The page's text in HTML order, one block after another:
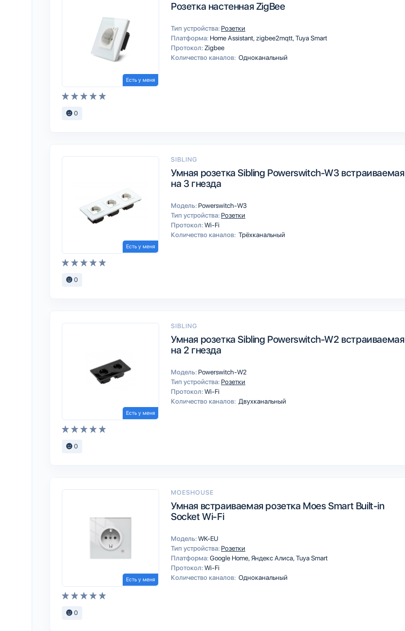
Есть у меня
Розетка настенная ZigBee
Тип устройства: Розетки
Платформа: Home Assistantzigbee2mqttTuya Smart
Протокол: Zigbee
Количество каналов: Одноканальный
0
Есть у меня
SIBLING
Умная розетка Sibling Powerswitch-W3 встраиваемая
на 3 гнезда
Модель: Powerswitch-W3
Тип устройства: Розетки
Протокол:Wi-Fi
Количество каналов: Трёхканальный
0
Есть у меня
SIBLING
Умная розетка Sibling Powerswitch-W2 встраиваемая
на 2 гнезда
Модель: Powerswitch-W2
Тип устройства: Розетки
Протокол:Wi-Fi
Количество каналов: Двухканальный
0
Есть у меня
MOESHOUSE
Умная встраиваемая розетка Moes Smart Built-in
Socket Wi-Fi
Модель:WK-EU
Тип устройства: Розетки
Платформа:Google HomeЯндекс АлисаTuya Smart
Протокол:Wi-Fi
Количество каналов: Одноканальный
0